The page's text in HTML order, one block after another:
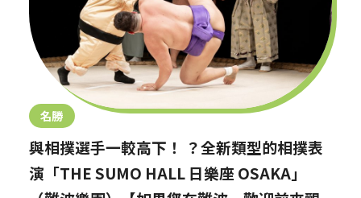
名勝
與相撲選手一較高下！ ？全新類型的相撲表
演「THE SUMO HALL 日樂座 OSAKA」